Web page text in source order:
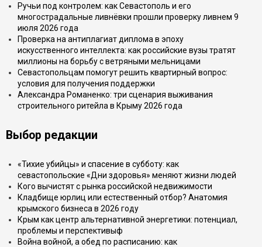
Ручьи под контролем: как Севастополь и его
многострадальные ливнёвки прошли проверку ливнем 9
июля 2026 года
Проверка на антиплагиат диплома в эпоху
искусственного интеллекта: как российские вузы тратят
миллионы на борьбу с ветряными мельницами
Севастопольцам помогут решить квартирный вопрос:
условия для получения поддержки
Александра Романенко: три сценария выживания
строительного ритейла в Крыму 2026 года
Выбор редакции
«Тихие убийцы» и спасение в субботу: как
севастопольские «Дни здоровья» меняют жизни людей
Кого вычистят с рынка российской недвижимости
Кладбище юрлиц или естественный отбор? Анатомия
крымского бизнеса в 2026 году
Крым как центр альтернативной энергетики: потенциал,
проблемы и перспективыф
Война войной, а обед по расписанию: как